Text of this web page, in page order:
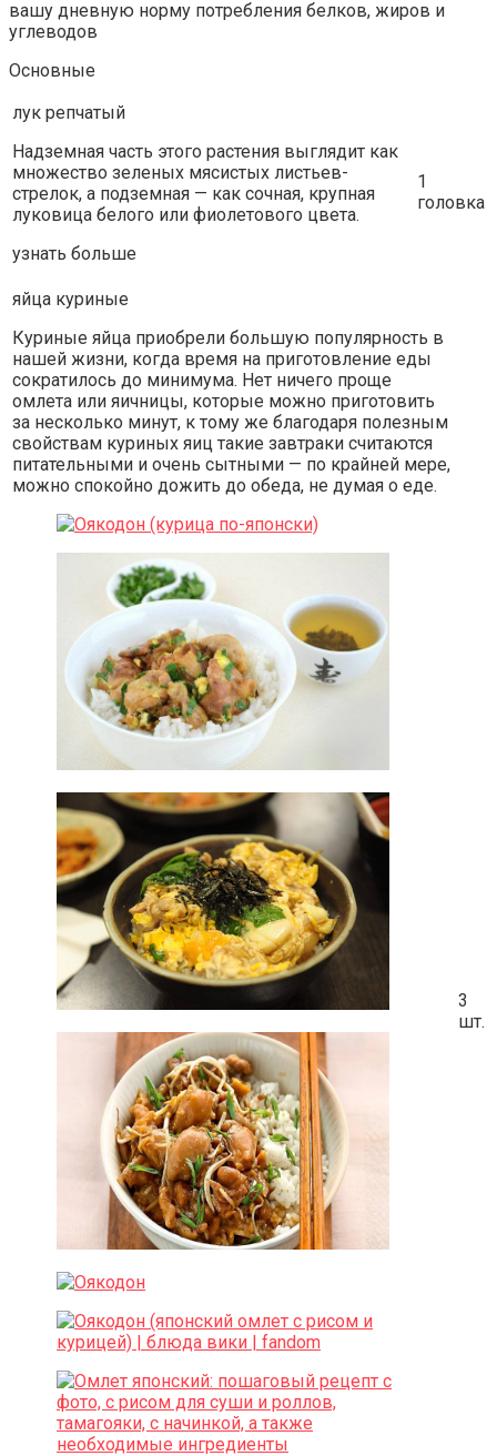
вашу дневную норму потребления белков, жиров и
углеводов
Основные
лук репчатый
Надземная часть этого растения выглядит как
множество зеленых мясистых листьев-
стрелок, а подземная — как сочная, крупная
луковица белого или фиолетового цвета.
узнать больше
1
головка
яйца куриные
Куриные яйца приобрели большую популярность в
нашей жизни, когда время на приготовление еды
сократилось до минимума. Нет ничего проще
омлета или яичницы, которые можно приготовить
за несколько минут, к тому же благодаря полезным
свойствам куриных яиц такие завтраки считаются
питательными и очень сытными — по крайней мере,
можно спокойно дожить до обеда, не думая о еде.
3
шт.